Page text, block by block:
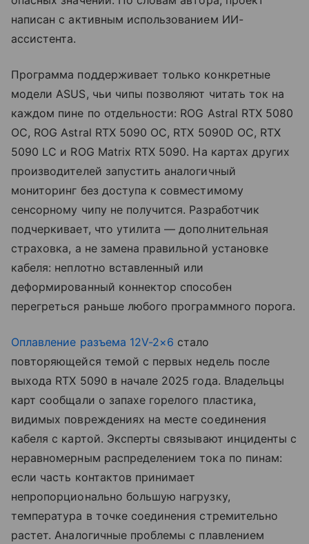
написан с активным использованием ИИ-
ассистента.
Программа поддерживает только конкретные
модели ASUS, чьи чипы позволяют читать ток на
каждом пине по отдельности: ROG Astral RTX 5080
OC, ROG Astral RTX 5090 OC, RTX 5090D OC, RTX
5090 LC и ROG Matrix RTX 5090. На картах других
производителей запустить аналогичный
мониторинг без доступа к совместимому
сенсорному чипу не получится. Разработчик
подчеркивает, что утилита — дополнительная
страховка, а не замена правильной установке
кабеля: неплотно вставленный или
деформированный коннектор способен
перегреться раньше любого программного порога.
Оплавление разъема 12V-2×6 стало
повторяющейся темой с первых недель после
выхода RTX 5090 в начале 2025 года. Владельцы
карт сообщали о запахе горелого пластика,
видимых повреждениях на месте соединения
кабеля с картой. Эксперты связывают инциденты с
неравномерным распределением тока по пинам:
если часть контактов принимает
непропорционально большую нагрузку,
температура в точке соединения стремительно
растет. Аналогичные проблемы с плавлением